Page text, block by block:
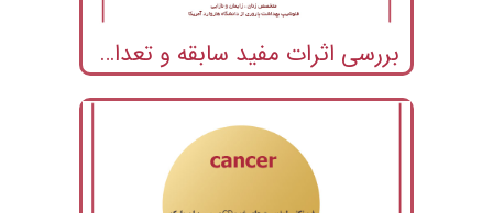
بررسی اثرات مفید سابقه و تعداد دفعات بارداری